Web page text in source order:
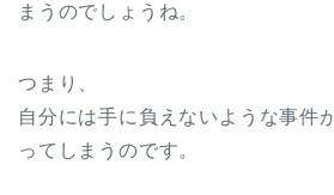
まうのでしょうね。
つまり、
自分には手に負えないような事件
ってしまうのです。